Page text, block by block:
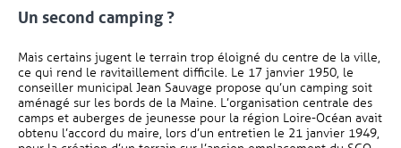
Un second camping ?
Mais certains jugent le terrain trop éloigné du centre de la ville,
ce qui rend le ravitaillement difficile. Le 17 janvier 1950, le
conseiller municipal Jean Sauvage propose qu’un camping soit
aménagé sur les bords de la Maine. L’organisation centrale des
camps et auberges de jeunesse pour la région Loire-Océan avait
obtenu l’accord du maire, lors d’un entretien le 21 janvier 1949,